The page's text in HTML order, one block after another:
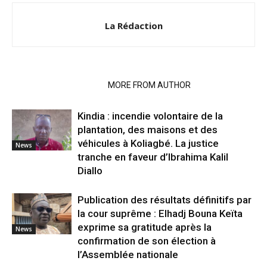
La Rédaction
MORE FROM AUTHOR
News
Kindia : incendie volontaire de la
plantation, des maisons et des
véhicules à Koliagbé. La justice
tranche en faveur d’Ibrahima Kalil
Diallo
News
Publication des résultats définitifs par
la cour suprême : Elhadj Bouna Keïta
exprime sa gratitude après la
confirmation de son élection à
l’Assemblée nationale